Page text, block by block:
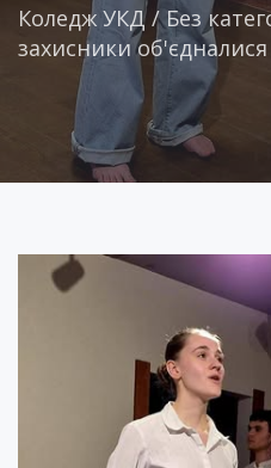
Коледж УКД/Без
захисники об'єдналися